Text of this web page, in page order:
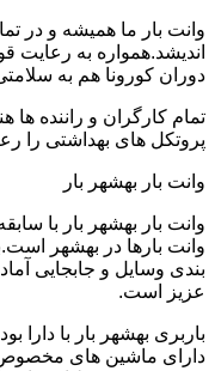
وانت بار ما همیشه و در
اندیشد.همواره به رعایت
دوران کورونا هم به
تمام کارگران و راننده
پروتکل های بهداشتی را
وانت بار بهشهر بار
وانت بار بهشهر بار با
وانت بارها در بهشهر
بندی وسایل و جابجایی
عزیز است.
باربری بهشهر بار با
دارای ماشین های